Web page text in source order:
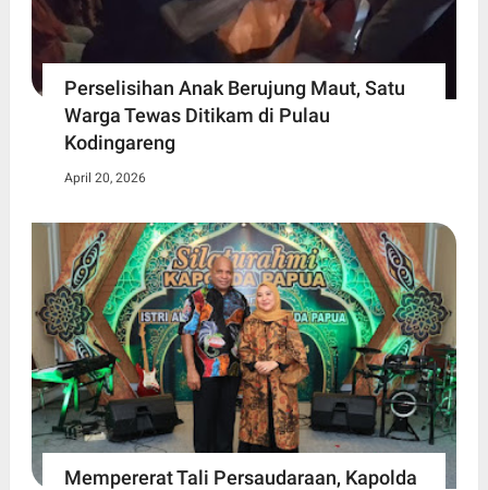
Perselisihan Anak Berujung Maut, Satu
Warga Tewas Ditikam di Pulau
Kodingareng
April 20, 2026
Mempererat Tali Persaudaraan, Kapolda